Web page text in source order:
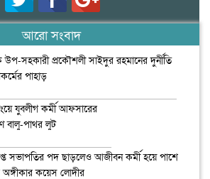
আরো সংবাদ
উপ-সহকারী প্রকৌশলী সাইদুর রহমানের দুর্নীতি
পাহাড়
যুবলীগ কর্মী আফসারের
বালু-পাথর লুট
সভাপতির পদ ছাড়লেও আজীবন কর্মী হয়ে পাশে
অঙ্গীকার কয়েস লোদীর